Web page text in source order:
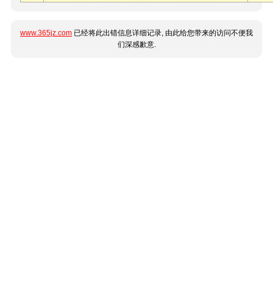
www.365jz.com 已经将此出错信息详细记录, 由此给您带来的访问不便我
们深感歉意.